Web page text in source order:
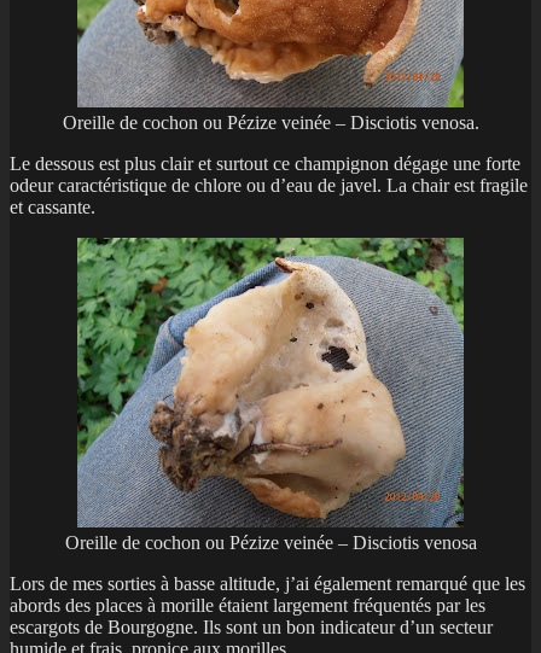
Oreille de cochon ou Pézize veinée – Disciotis venosa.
Le dessous est plus clair et surtout ce champignon dégage une forte
odeur caractéristique de chlore ou d’eau de javel. La chair est fragile
et cassante.
Oreille de cochon ou Pézize veinée – Disciotis venosa
Lors de mes sorties à basse altitude, j’ai également remarqué que les
abords des places à morille étaient largement fréquentés par les
escargots de Bourgogne. Ils sont un bon indicateur d’un secteur
humide et frais, propice aux morilles.